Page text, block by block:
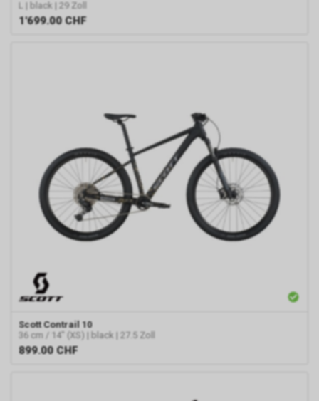
L | black | 29 Zoll
1'699.00 CHF
Scott Contrail 10
36 cm / 14" (XS) | black | 27.5 Zoll
899.00 CHF